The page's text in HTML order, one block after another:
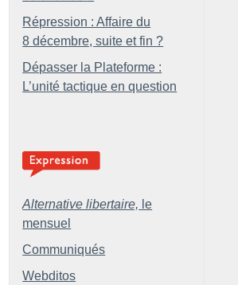
Répression : Affaire du
8 décembre, suite et fin ?
Dépasser la Plateforme :
L’unité tactique en question
Alternative libertaire, le
mensuel
Communiqués
Webditos